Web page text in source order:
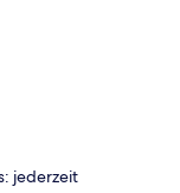
jederzeit